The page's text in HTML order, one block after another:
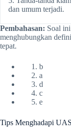
dan umum terjadi.
Pembahasan: Soal
menghubungkan
tepat.
b
a
d
c
e
Tips Menghadapi